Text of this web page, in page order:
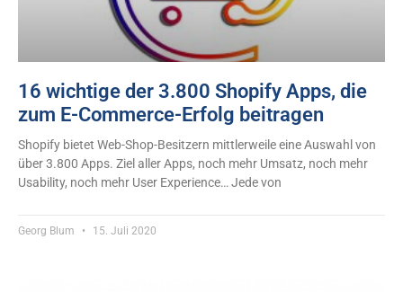
16 wichtige der 3.800 Shopify Apps, die
zum E-Commerce-Erfolg beitragen
Shopify bietet Web-Shop-Besitzern mittlerweile eine Auswahl von
über 3.800 Apps. Ziel aller Apps, noch mehr Umsatz, noch mehr
Usability, noch mehr User Experience… Jede von
Georg Blum 15. Juli 2020